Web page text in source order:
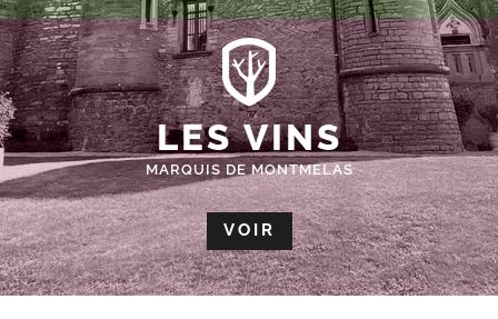
LES VINS
MARQUIS DE MONTMELAS
VOIR